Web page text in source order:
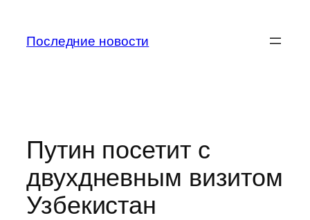
содержимому
Последние новости
Путин посетит с
двухдневным визитом
Узбекистан